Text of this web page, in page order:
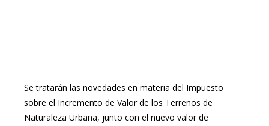
Se tratarán las novedades en materia del Impuesto
sobre el Incremento de Valor de los Terrenos de
Naturaleza Urbana, junto con el nuevo valor de